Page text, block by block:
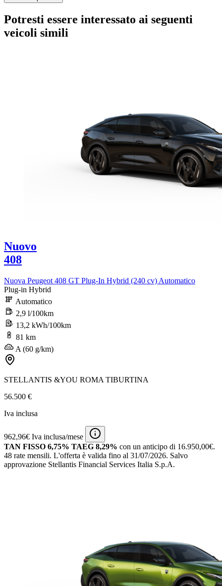
Potresti essere interessato ai seguenti
veicoli simili
Nuovo
408
Nuova Peugeot 408 GT Plug-In Hybrid (240 cv) Automatico
Plug-in Hybrid
Automatico
2,9 l/100km
13,2 kWh/100km
81 km
A (60 g/km)
STELLANTIS &YOU ROMA TIBURTINA
56.500 €
Iva inclusa
962,96€ Iva inclusa/mese
TAN FISSO 6,75% TAEG 8,29% con un anticipo di 16.950,00€.
48 rate mensili. L'offerta è valida fino al 31/07/2026. Salvo
approvazione Stellantis Financial Services Italia S.p.A.